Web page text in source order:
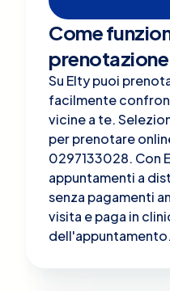
Come
Su Elty puoi
facilmente
vicine a te.
per prenotare
0297133028. Con
appuntamenti a
senza pagamenti
visita e paga in
dell'appuntamento.